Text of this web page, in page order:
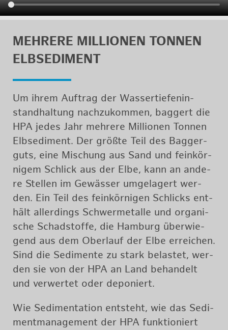
MEH­RE­RE MIL­LIO­NEN TON­NEN
ELB­SE­DI­MENT
Um ihrem Auf­trag der Was­ser­tie­fen­in­
stand­hal­tung nach­zu­kom­men, bag­gert die
HPA jedes Jahr meh­re­re Mil­lio­nen Ton­nen
Elb­se­di­ment. Der größ­te Teil des Bag­ger­
guts, eine Mi­schung aus Sand und fein­kör­
ni­gem Schlick aus der Elbe, kann an an­de­
re Stel­len im Ge­wäs­ser um­ge­la­gert wer­
den. Ein Teil des fein­kör­ni­gen Schlicks ent­
hält al­ler­dings Schwer­me­tal­le und or­ga­ni­
sche Schad­stof­fe, die Ham­burg über­wie­
gend aus dem Ober­lauf der Elbe er­rei­chen.
Sind die Se­di­men­te zu stark be­las­tet, wer­
den sie von der HPA an Land be­han­delt
und ver­wer­tet oder de­po­niert.
Wie Se­di­men­ta­ti­on ent­steht, wie das Se­di­
ment­ma­nage­ment der HPA funk­tio­niert